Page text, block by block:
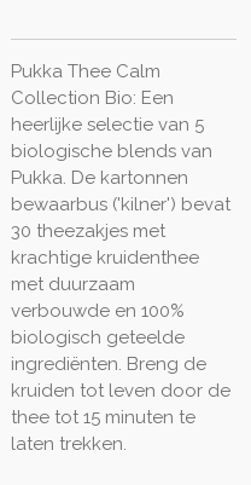
Pukka Thee Calm
Collection Bio: Een
heerlijke selectie van 5
biologische blends van
Pukka. De kartonnen
bewaarbus ('kilner') bevat
30 theezakjes met
krachtige kruidenthee
met duurzaam
verbouwde en 100%
biologisch geteelde
ingrediënten. Breng de
kruiden tot leven door de
thee tot 15 minuten te
laten trekken.